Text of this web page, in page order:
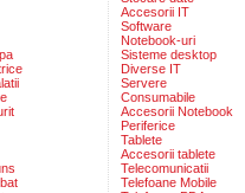
Accesorii IT
Software
Notebook-uri
Sisteme desktop
Diverse IT
Servere
Consumabile
Accesorii Notebook
Periferice
Tablete
Accesorii tablete
Telecomunicatii
Telefoane Mobile